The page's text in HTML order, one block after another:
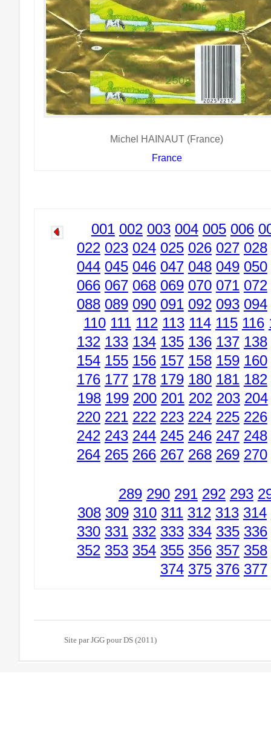
Michel HAINAUT (France)
France
001 002 003 004 005 006
022 023 024 025 026 027 028
044 045 046 047 048 049 050
066 067 068 069 070 071 072
088 089 090 091 092 093 094
110 111 112 113 114 115 116
132 133 134 135 136 137 138
154 155 156 157 158 159 160
176 177 178 179 180 181 182
198 199 200 201 202 203 204
220 221 222 223 224 225 226
242 243 244 245 246 247 248
264 265 266 267 268 269 270
289 290 291 292 293
308 309 310 311 312 313 314
330 331 332 333 334 335 336
352 353 354 355 356 357 358
374 375 376 377
Site par JGG pour DS (2011)